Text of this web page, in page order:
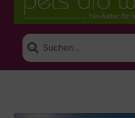
Neue Produkte
Shop